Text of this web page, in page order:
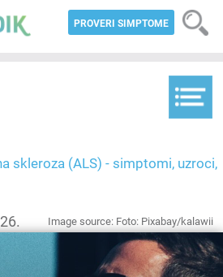
PROVERI SIMPTOME
skleroza (ALS) - simptomi, uzroci,
Image source: Foto: Pixabay/kalawii